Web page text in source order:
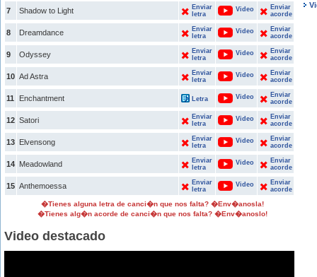
7 Shadow to Light
Enviar
letra
Video
Enviar
acorde
8 Dreamdance
Enviar
letra
Video
Enviar
acorde
9 Odyssey
Enviar
letra
Video
Enviar
acorde
10 Ad Astra
Enviar
letra
Video
Enviar
acorde
11 Enchantment Letra Video
Enviar
acorde
12 Satori
Enviar
letra
Video
Enviar
acorde
13 Elvensong
Enviar
letra
Video
Enviar
acorde
14 Meadowland
Enviar
letra
Video
Enviar
acorde
15 Anthemoessa
Enviar
letra
Video
Enviar
acorde
�Tienes alguna letra de canci�n que nos falta? �Env�anosla!
�Tienes alg�n acorde de canci�n que nos falta? �Env�anoslo!
Video destacado